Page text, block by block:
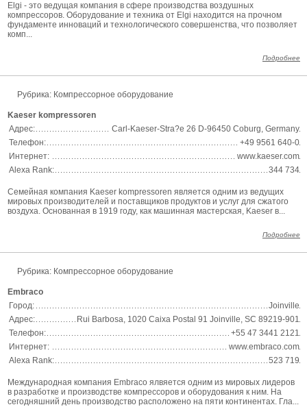
Elgi - это ведущая компания в сфере производства воздушных
компрессоров. Оборудование и техника от Elgi находится на прочном
фундаменте инноваций и технологического совершенства, что позволяет
комп...
Подробнее
Рубрика: Компрессорное оборудование
Kaeser kompressoren
Адрес:
Carl-Kaeser-Stra?e 26 D-96450 Coburg, Germany
Телефон:
+49 9561 640-0
Интернет:
www.kaeser.com
Alexa Rank:
344 734
Семейная компания Kaeser kompressoren является одним из ведущих
мировых производителей и поставщиков продуктов и услуг для сжатого
воздуха. Основанная в 1919 году, как машинная мастерская, Kaeser в...
Подробнее
Рубрика: Компрессорное оборудование
Embraco
Город:
Joinville
Адрес:
Rui Barbosa, 1020 Caixa Postal 91 Joinville, SC 89219-901
Телефон:
+55 47 3441 2121
Интернет:
www.embraco.com
Alexa Rank:
523 719
Международная компания Embraco ялвяется одним из мировых лидеров
в разработке и производстве компрессоров и оборудования к ним. На
сегодняшний день производство расположено на пяти континентах. Гла...